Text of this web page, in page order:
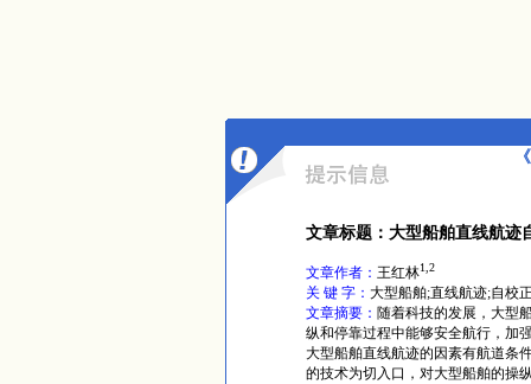
文章标题：大型船舶直线航迹
文章作者： 王红林1,2
关 键 字： 大型船舶;直线航迹;自校
文章摘要： 随着科技的发展，大型
纵和停靠过程中能够安全航行，加
大型船舶直线航迹的因素有航道条
的技术为切入口，对大型船舶的操